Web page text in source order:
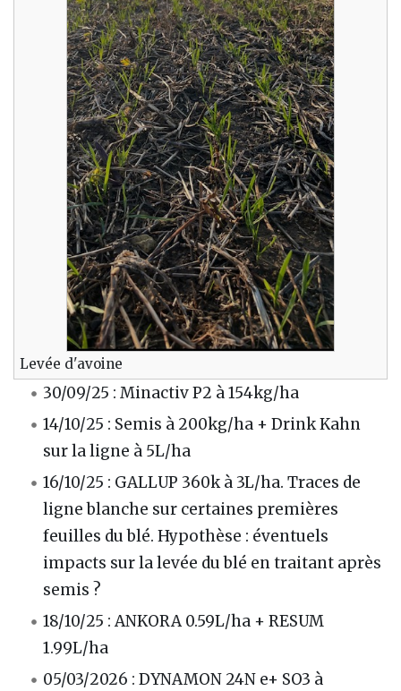
Levée d'avoine
30/09/25 : Minactiv P2 à 154kg/ha
14/10/25 : Semis à 200kg/ha + Drink Kahn
sur la ligne à 5L/ha
16/10/25 : GALLUP 360k à 3L/ha. Traces de
ligne blanche sur certaines premières
feuilles du blé. Hypothèse : éventuels
impacts sur la levée du blé en traitant après
semis ?
18/10/25 : ANKORA 0.59L/ha + RESUM
1.99L/ha
05/03/2026 : DYNAMON 24N e+ SO3 à